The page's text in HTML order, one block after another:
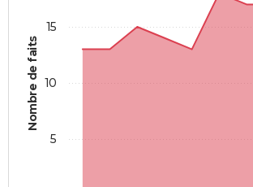
Nombre de faits
5
10
15